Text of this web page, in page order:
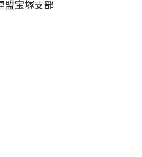
盟宝塚支部